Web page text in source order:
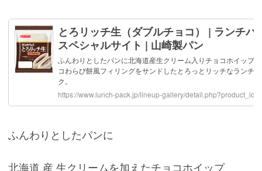
ふんわりとしたパンに
北海道 産 生クリームを加えたチョコホイップ